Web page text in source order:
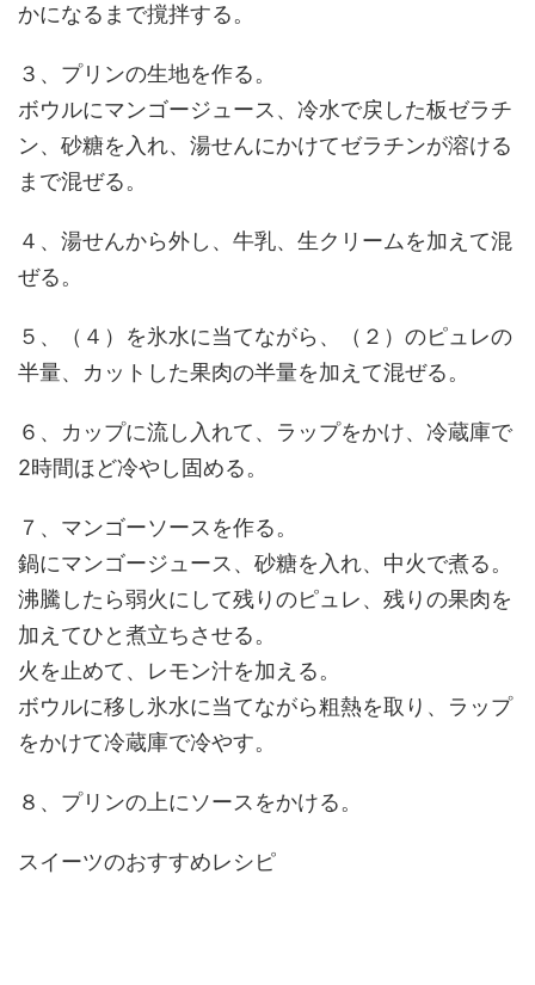
かになるまで撹拌する。
３、プリンの生地を作る。
ボウルにマンゴージュース、冷水で戻した板ゼラチ
ン、砂糖を入れ、湯せんにかけてゼラチンが溶ける
まで混ぜる。
４、湯せんから外し、牛乳、生クリームを加えて混
ぜる。
５、（４）を氷水に当てながら、（２）のピュレの
半量、カットした果肉の半量を加えて混ぜる。
６、カップに流し入れて、ラップをかけ、冷蔵庫で
2時間ほど冷やし固める。
７、マンゴーソースを作る。
鍋にマンゴージュース、砂糖を入れ、中火で煮る。
沸騰したら弱火にして残りのピュレ、残りの果肉を
加えてひと煮立ちさせる。
火を止めて、レモン汁を加える。
ボウルに移し氷水に当てながら粗熱を取り、ラップ
をかけて冷蔵庫で冷やす。
８、プリンの上にソースをかける。
スイーツのおすすめレシピ